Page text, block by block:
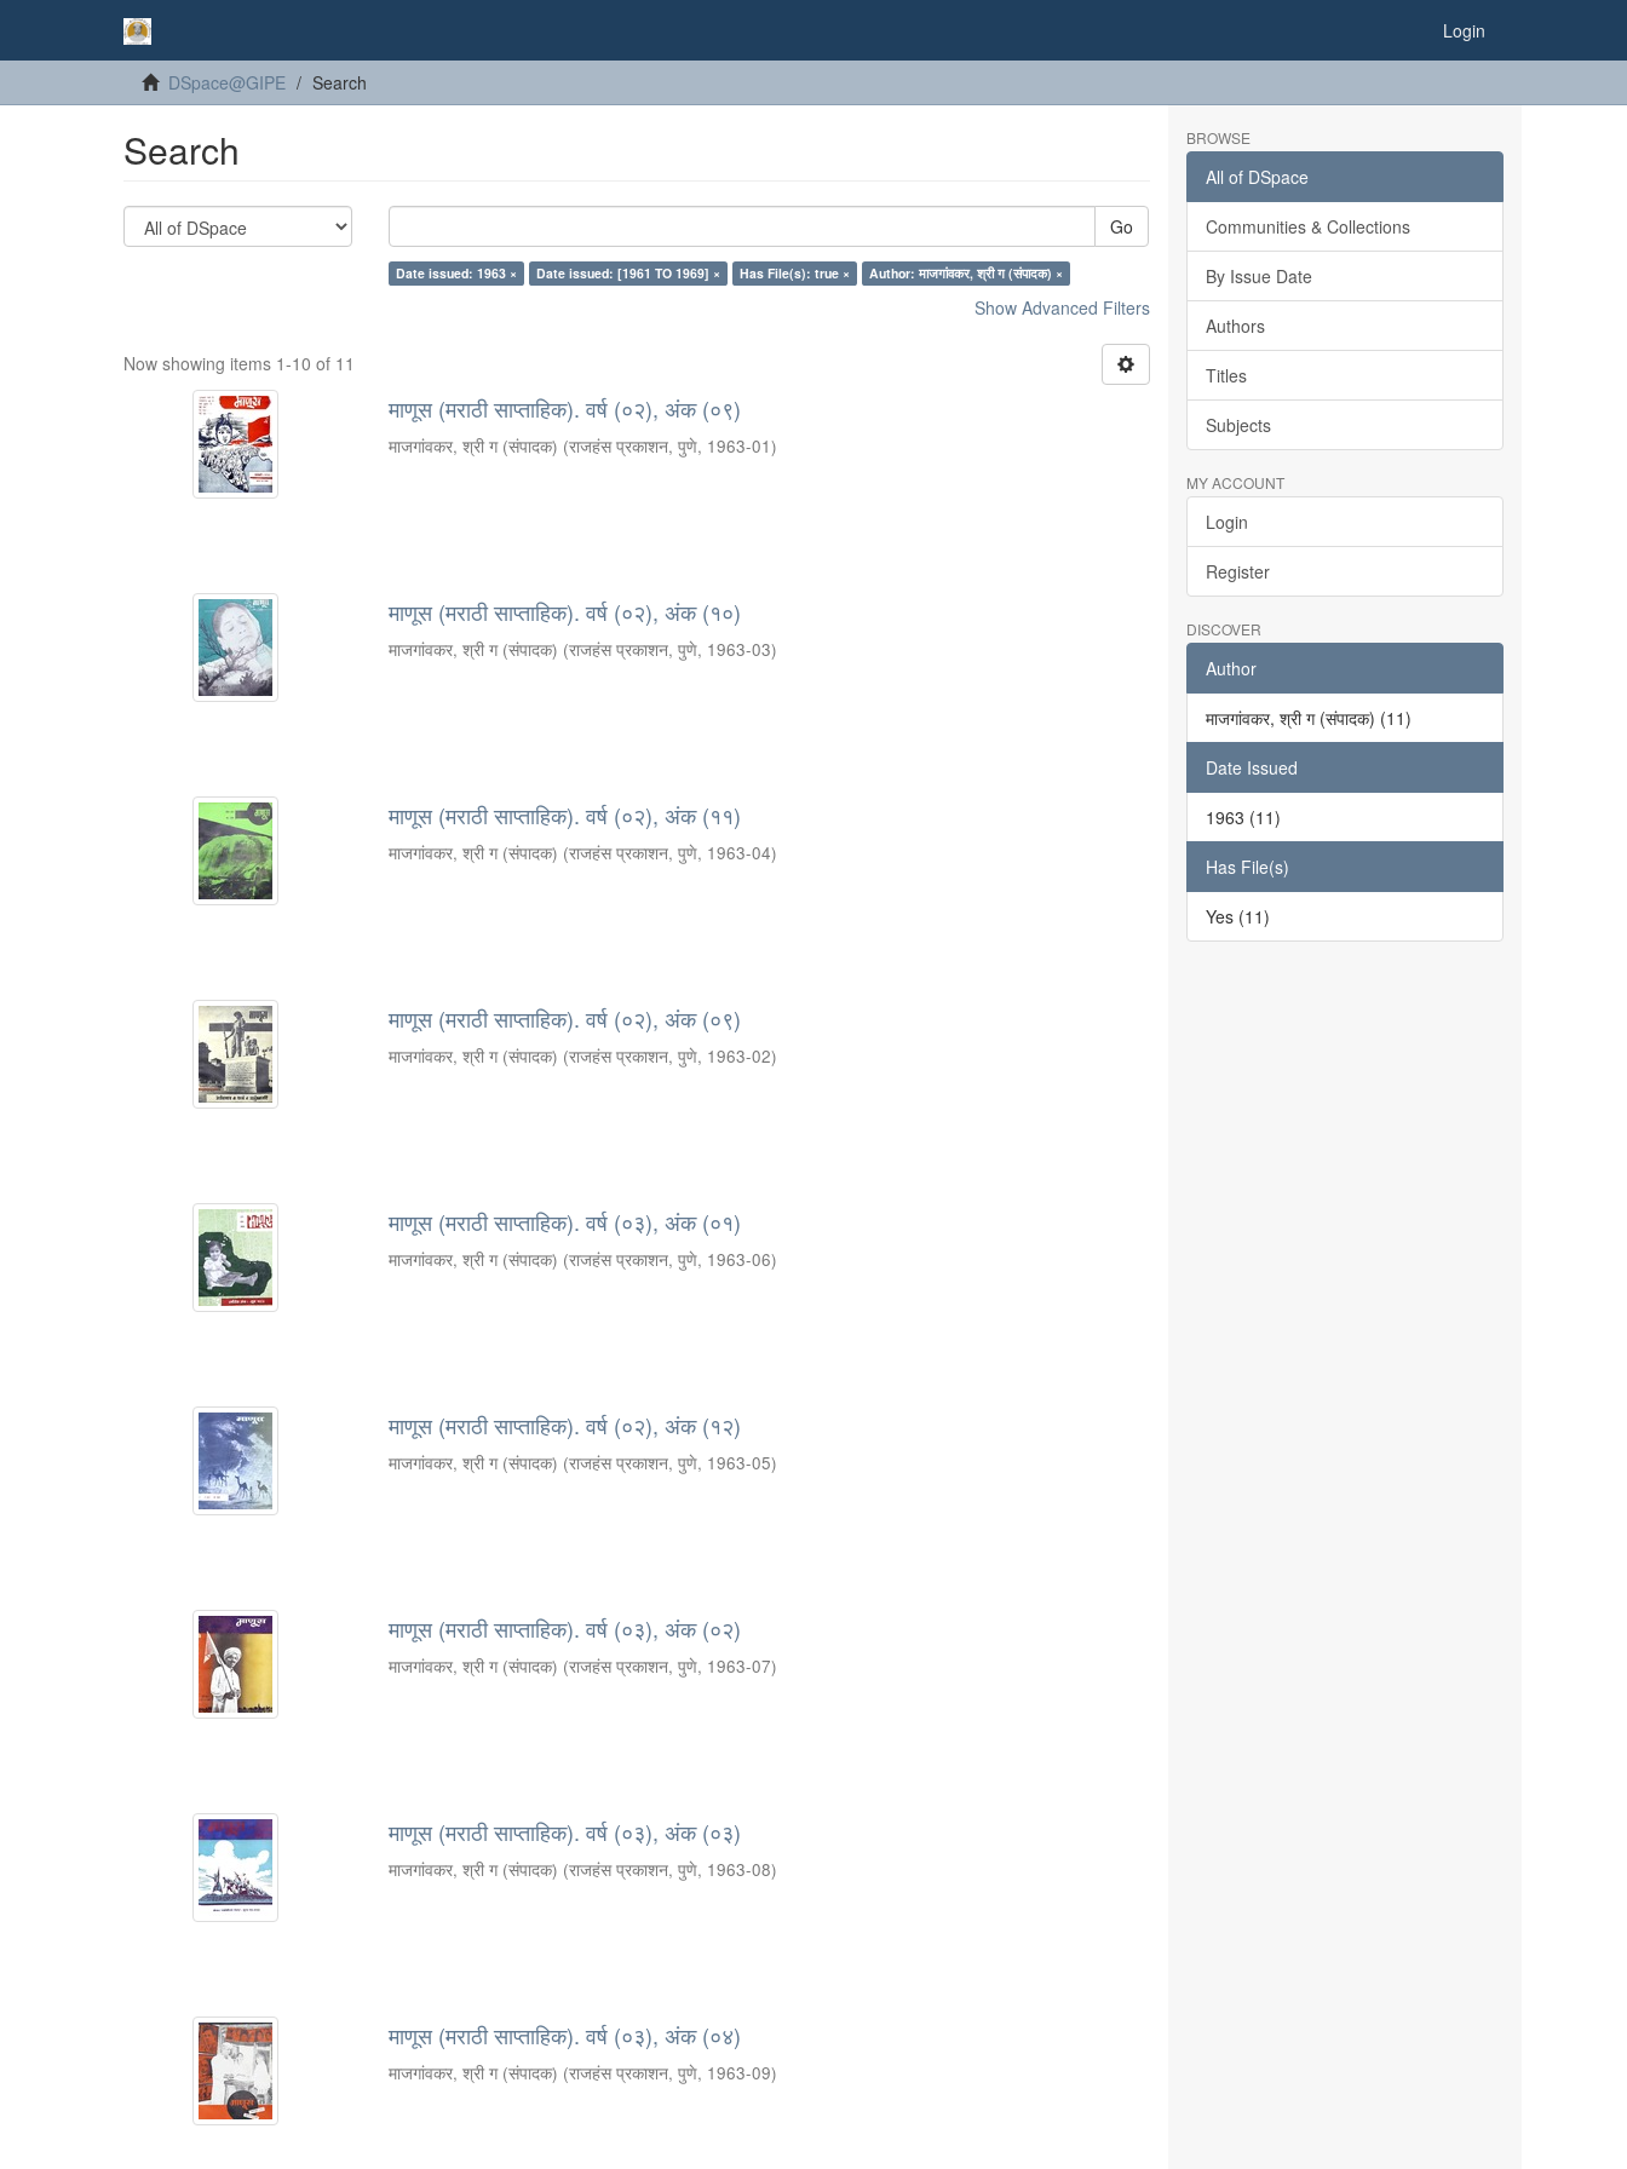
Login
DSpace@GIPE Search
Search
Go
Date issued: 1963 × Date issued: [1961 TO 1969] × Has File(s): true × Author: माजगांवकर, श्री ग (संपादक) ×
Show Advanced Filters
Now showing items 1-10 of 11
माणूस (मराठी साप्ताहिक). वर्ष (०२), अंक (०९)
माजगांवकर, श्री ग (संपादक) (राजहंस प्रकाशन, पुणे, 1963-01)
माणूस (मराठी साप्ताहिक). वर्ष (०२), अंक (१०)
माजगांवकर, श्री ग (संपादक) (राजहंस प्रकाशन, पुणे, 1963-03)
माणूस (मराठी साप्ताहिक). वर्ष (०२), अंक (११)
माजगांवकर, श्री ग (संपादक) (राजहंस प्रकाशन, पुणे, 1963-04)
माणूस (मराठी साप्ताहिक). वर्ष (०२), अंक (०९)
माजगांवकर, श्री ग (संपादक) (राजहंस प्रकाशन, पुणे, 1963-02)
माणूस (मराठी साप्ताहिक). वर्ष (०३), अंक (०१)
माजगांवकर, श्री ग (संपादक) (राजहंस प्रकाशन, पुणे, 1963-06)
माणूस (मराठी साप्ताहिक). वर्ष (०२), अंक (१२)
माजगांवकर, श्री ग (संपादक) (राजहंस प्रकाशन, पुणे, 1963-05)
माणूस (मराठी साप्ताहिक). वर्ष (०३), अंक (०२)
माजगांवकर, श्री ग (संपादक) (राजहंस प्रकाशन, पुणे, 1963-07)
माणूस (मराठी साप्ताहिक). वर्ष (०३), अंक (०३)
माजगांवकर, श्री ग (संपादक) (राजहंस प्रकाशन, पुणे, 1963-08)
माणूस (मराठी साप्ताहिक). वर्ष (०३), अंक (०४)
माजगांवकर, श्री ग (संपादक) (राजहंस प्रकाशन, पुणे, 1963-09)
BROWSE
All of DSpace
Communities & Collections
By Issue Date
Authors
Titles
Subjects
MY ACCOUNT
Login
Register
DISCOVER
Author
माजगांवकर, श्री ग (संपादक) (11)
Date Issued
1963 (11)
Has File(s)
Yes (11)